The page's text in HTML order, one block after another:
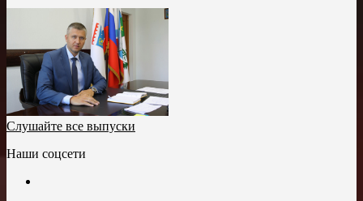
Слушайте все выпуски
Наши соцсети